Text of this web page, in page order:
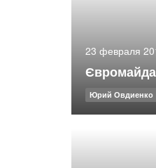
23 февраля
Юрий Овдиенко